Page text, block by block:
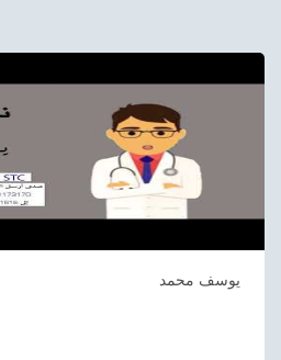
يوسف محمد